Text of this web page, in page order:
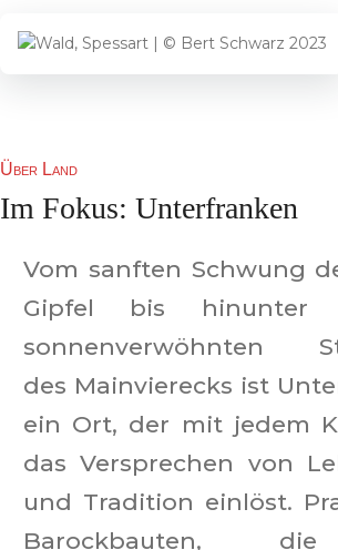
Über Land
Im Fokus: Unterfranken
Vom sanften Schwung
Gipfel bis
sonnenverwöhnten
des Mainvierecks ist
ein Ort, der mit jedem
das Versprechen von
und Tradition einlöst.
Barockbauten,